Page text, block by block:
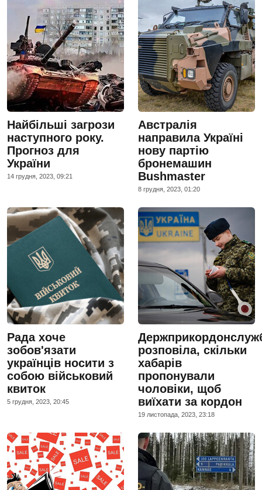
Найбільші загрози
наступного року.
Прогноз для
України
14 грудня, 2023, 09:21
Австралія
направила Україні
нову партію
бронемашин
Bushmaster
8 грудня, 2023, 01:20
Рада хоче
зобов'язати
українців носити з
собою військовий
квиток
5 грудня, 2023, 20:45
розповіла, скільки
хабарів
пропонували
чоловіки, щоб
виїхати за кордон
19 листопада, 2023, 23:18